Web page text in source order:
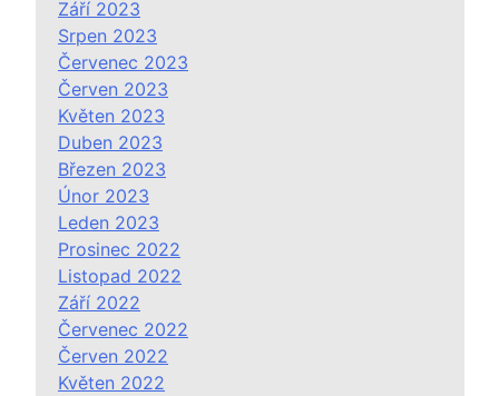
Září 2023
Srpen 2023
Červenec 2023
Červen 2023
Květen 2023
Duben 2023
Březen 2023
Únor 2023
Leden 2023
Prosinec 2022
Listopad 2022
Září 2022
Červenec 2022
Červen 2022
Květen 2022